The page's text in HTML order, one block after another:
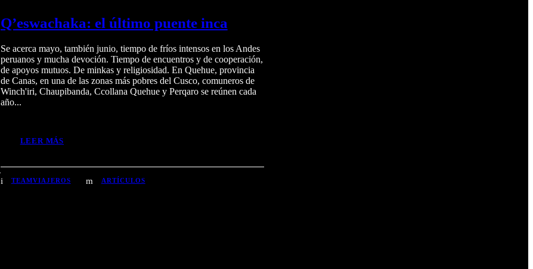
Q’eswachaka: el último puente inca
Se acerca mayo, también junio, tiempo de fríos intensos en los Andes
peruanos y mucha devoción. Tiempo de encuentros y de cooperación,
de apoyos mutuos. De minkas y religiosidad. En Quehue, provincia
de Canas, en una de las zonas más pobres del Cusco, comuneros de
Winch'iri, Chaupibanda, Ccollana Quehue y Perqaro se reúnen cada
año...
LEER MÁS
TEAMVIAJEROS ARTÍCULOS